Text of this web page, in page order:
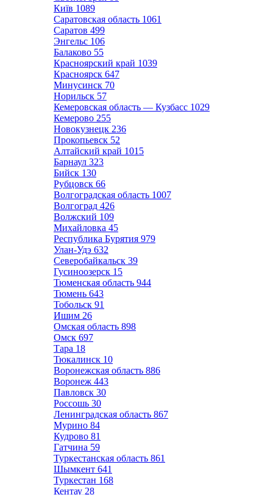
Київ 1089
Саратовская область 1061
Саратов 499
Энгельс 106
Балаково 55
Красноярский край 1039
Красноярск 647
Минусинск 70
Норильск 57
Кемеровская область — Кузбасс 1029
Кемерово 255
Новокузнецк 236
Прокопьевск 52
Алтайский край 1015
Барнаул 323
Бийск 130
Рубцовск 66
Волгоградская область 1007
Волгоград 426
Волжский 109
Михайловка 45
Республика Бурятия 979
Улан-Удэ 632
Северобайкальск 39
Гусиноозерск 15
Тюменская область 944
Тюмень 643
Тобольск 91
Ишим 26
Омская область 898
Омск 697
Тара 18
Тюкалинск 10
Воронежская область 886
Воронеж 443
Павловск 30
Россошь 30
Ленинградская область 867
Мурино 84
Кудрово 81
Гатчина 59
Туркестанская область 861
Шымкент 641
Туркестан 168
Кентау 28